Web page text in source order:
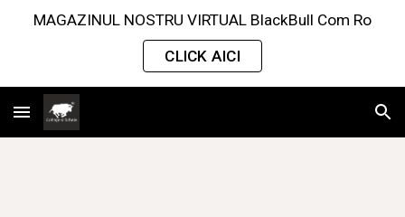
MAGAZINUL NOSTRU VIRTUAL BlackBull Com Ro
CLICK AICI